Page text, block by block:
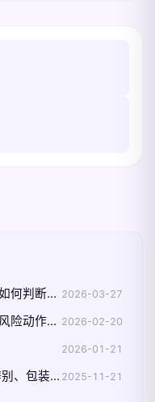
Ledger｜安全咨询交付验收表：如何判断建议已真正落地 2026-03-27
Ledger｜防骗策略分层法：把高风险动作前置拦截 2026-02-20
2026-01-21
Ledger 正品验证怎么做｜渠道辨别、包装核验与 Genuine Check 三步 2025-11-21